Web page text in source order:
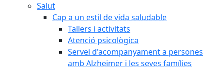
Salut
Cap a un estil de vida saludable
Tallers i activitats
Atenció psicològica
Servei d'acompanyament a persones
amb Alzheimer i les seves famílies